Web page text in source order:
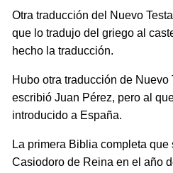
Otra traducción del Nuevo
que lo tradujo del griego al
hecho la traducción.
Hubo otra traducción de
escribió Juan Pérez, pero al
introducido a España.
La primera Biblia completa
Casiodoro de Reina en el año